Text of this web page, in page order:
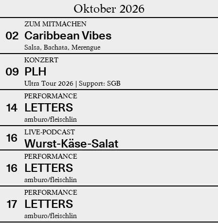
Oktober 2026
02
ZUM MITMACHEN
Caribbean Vibes
Salsa, Bachata, Merengue
09
KONZERT
PLH
Ultra Tour 2026 | Support: SGB
14
PERFORMANCE
LETTERS
amburo/fleischlin
16 LIVE-PODCAST
Wurst-Käse-Salat
16
PERFORMANCE
LETTERS
amburo/fleischlin
17
PERFORMANCE
LETTERS
amburo/fleischlin